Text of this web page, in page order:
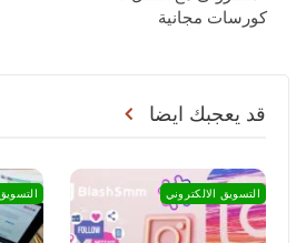
كورسات مجانية
قد يعجبك ايضا
التسويق الالكتروني